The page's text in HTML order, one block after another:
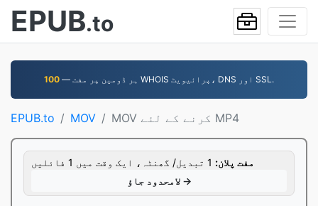
EPUB.to
100 — ہر ڈومین پر مفت WHOIS پرائیویٹ، DNS اور SSL.
EPUB.to MOV MOV کرنے کے لئے MP4
مفت پلان:
لامحدود جاؤ →